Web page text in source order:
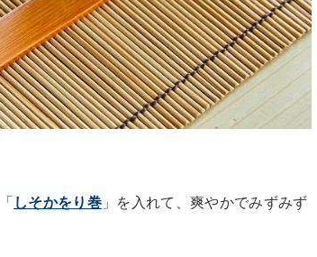
しそかをり巻 」を入れて、爽やかでみずみず